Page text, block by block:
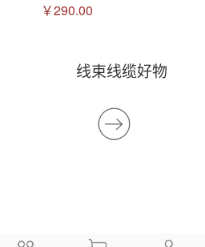
￥290.00
线束线缆好物